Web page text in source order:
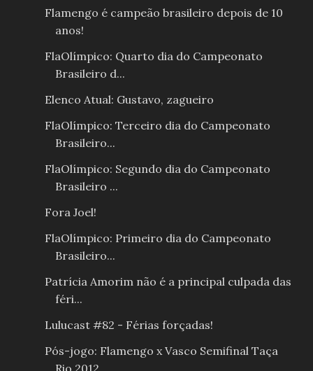
Flamengo é campeão brasileiro depois de 10
anos!
FlaOlímpico: Quarto dia do Campeonato
Brasileiro d...
Elenco Atual: Gustavo, zagueiro
FlaOlímpico: Terceiro dia do Campeonato
Brasileiro...
FlaOlímpico: Segundo dia do Campeonato
Brasileiro ...
Fora Joel!
FlaOlímpico: Primeiro dia do Campeonato
Brasileiro...
Patrícia Amorim não é a principal culpada das
féri...
Lulucast #82 - Férias forçadas!
Pós-jogo: Flamengo x Vasco Semifinal Taça
Rio 2012